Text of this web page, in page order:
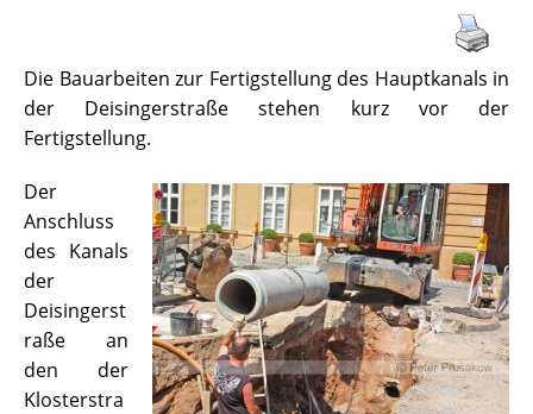
Die Bauarbeiten zur Fertigstellung des Hauptkanals in
der Deisingerstraße stehen kurz vor der
Fertigstellung.
Der
Anschluss
des Kanals
der
Deisingerst
raße an
den der
Klosterstra